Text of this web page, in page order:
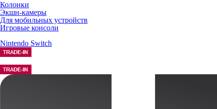
Колонки
Экшн-камеры
Для мобильных устройств
Игровые консоли
Nintendo Switch